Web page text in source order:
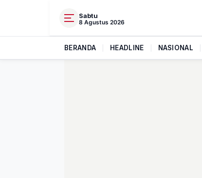
Sabtu
8 Agustus 2026
BERANDA HEADLINE NASIONAL